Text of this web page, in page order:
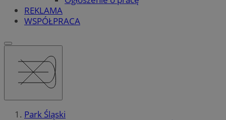
REKLAMA
WSPÓŁPRACA
Park Śląski